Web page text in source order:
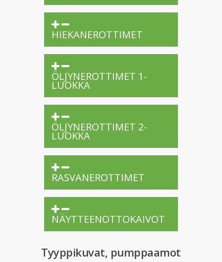
HIEKANEROTTIMET
ÖLJYNEROTTIMET 1-
LUOKKA
ÖLJYNEROTTIMET 2-
LUOKKA
RASVANEROTTIMET
NÄYTTEENOTTOKAIVOT
Tyyppikuvat, pumppaamot